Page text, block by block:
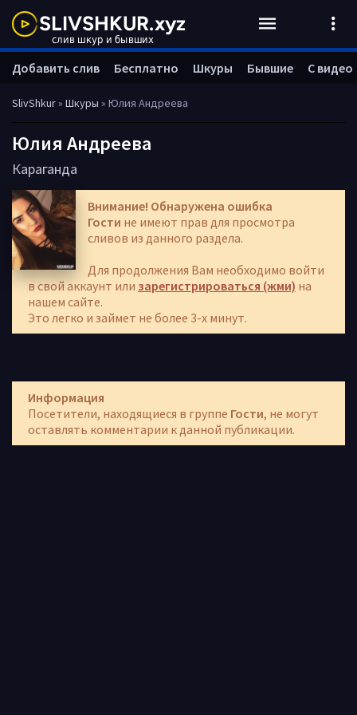
SlivShkur» Шкуры » Юлия Андреева
Юлия Андреева
Караганда
Внимание! Обнаружена ошибка
Гости не имеют прав для просмотра
сливов из данного раздела.
Для продолжения Вам необходимо войти
в свой аккаунт или зарегистрироваться (жми) на
нашем сайте.
Это легко и займет не более 3-х минут.
Информация
Посетители, находящиеся в группе Гости, не могут
оставлять комментарии к данной публикации.
Добавить слив Бесплатно Шкуры Бывшие С видео